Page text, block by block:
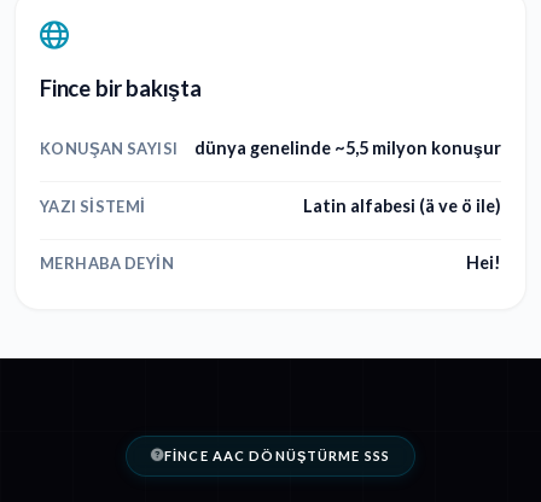
Fince bir bakışta
KONUŞAN SAYISI dünya genelinde ~5,5 milyon konuşur
YAZI SISTEMI Latin alfabesi (ä ve ö ile)
MERHABA DEYIN Hei!
FINCE AAC DÖNÜŞTÜRME SSS